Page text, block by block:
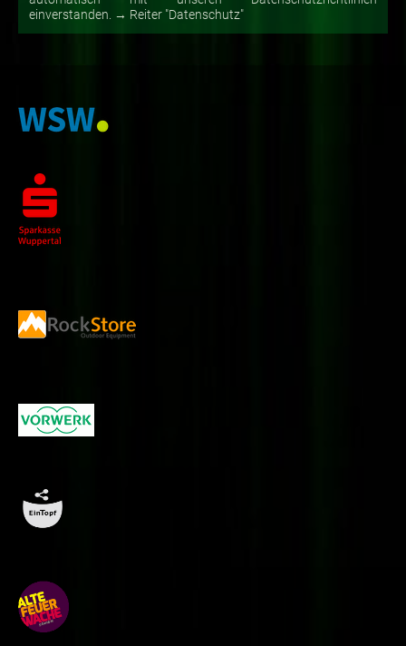
einverstanden. → Reiter "Datenschutz"